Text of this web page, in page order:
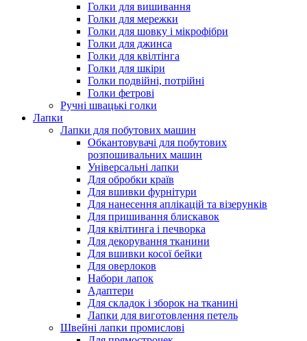
Голки для вишивання
Голки для мережки
Голки для шовку і мікрофібри
Голки для джинса
Голки для квілтінга
Голки для шкіри
Голки подвійні, потрійні
Голки фетрові
Ручні швацькі голки
Лапки
Лапки для побутових машин
Обкантовувачі для побутових
розпошивальних машин
Універсальні лапки
Для обробки країв
Для вшивки фурнітури
Для нанесення аплікацій та візерунків
Для пришивання блискавок
Для квілтинга і печворка
Для декорування тканини
Для вшивки косої бейки
Для оверлоков
Набори лапок
Адаптери
Для складок і зборок на тканині
Лапки для виготовлення петель
Швейні лапки промислові